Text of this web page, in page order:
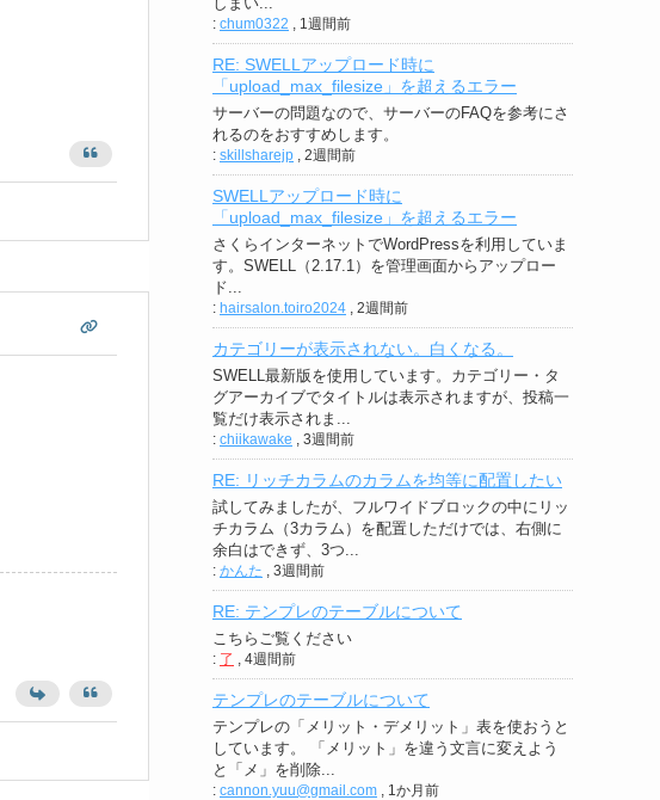
: chum0322 1週間前
RE: SWELLアップロード時に
「upload_max_filesize」を超えるエラー
サーバーの問題なので、サーバーのFAQを参考にさ
れるのをおすすめします。
: skillsharejp 2週間前
SWELLアップロード時に
「upload_max_filesize」を超えるエラー
さくらインターネットでWordPressを利用していま
す。SWELL（2.17.1）を管理画面からアップロー
ド...
: hairsalon.toiro2024 2週間前
カテゴリーが表示されない。白くなる。
SWELL最新版を使用しています。カテゴリー・タ
グアーカイブでタイトルは表示されますが、投稿一
覧だけ表示されま...
: chiikawake 3週間前
RE: リッチカラムのカラムを均等に配置したい
試してみましたが、フルワイドブロックの中にリッ
チカラム（3カラム）を配置しただけでは、右側に
余白はできず、3つ...
: かんた 3週間前
RE: テンプレのテーブルについて
こちらご覧ください
: 了 4週間前
テンプレのテーブルについて
テンプレの「メリット・デメリット」表を使おうと
しています。 「メリット」を違う文言に変えよう
と「メ」を削除...
: cannon.yuu@gmail.com 1か月前